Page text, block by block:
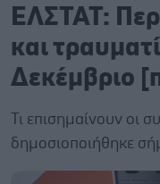
ΕΛΣΤΑΤ:
και
Δεκέμβριο
Τι επισημαίνουν οι
δημοσιοποιήθηκε